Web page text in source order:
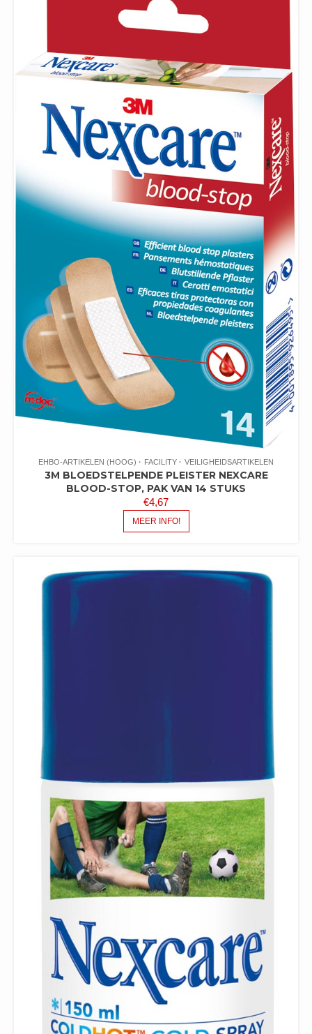
EHBO-ARTIKELEN (HOOG) FACILITY VEILIGHEIDSARTIKELEN
3M BLOEDSTELPENDE PLEISTER NEXCARE
BLOOD-STOP, PAK VAN 14 STUKS
€4,67
MEER INFO!